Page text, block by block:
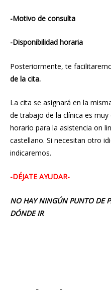
-Motivo de consulta
-Disponibilidad horaria
Posteriormente, te
de la cita.
La cita se asignará en la
de trabajo de la clínica es
horario para la asistencia on
castellano. Si necesitan otro
indicaremos.
-DÉJATE AYUDAR-
NO HAY NINGÚN PUNTO DE
DÓNDE IR